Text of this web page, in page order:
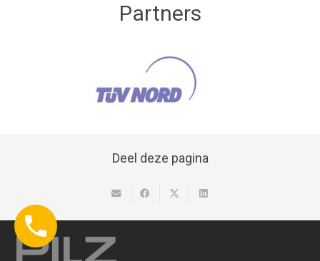
Partners
Deel deze pagina